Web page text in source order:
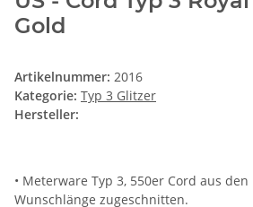
Gold
Artikelnummer: 2016
Kategorie: Typ 3 Glitzer
Hersteller:
• Meterware Typ 3, 550er Cord aus den
Wunschlänge zugeschnitten.